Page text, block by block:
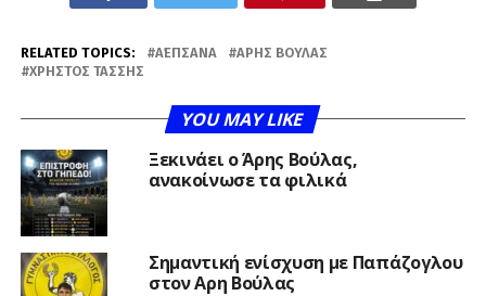
RELATED TOPICS: Α΄ΕΠΣΑΝΑ
ΆΡΗΣ ΒΟΎΛΑΣ
ΧΡΉΣΤΟΣ ΤΆΣΣΗΣ
YOU MAY LIKE
Ξεκινάει ο Άρης Βούλας,
ανακοίνωσε τα φιλικά
Σημαντική ενίσχυση με Παπάζογλου
στον Αρη Βούλας